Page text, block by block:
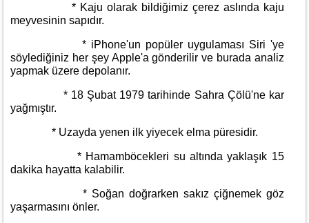
* Kaju olarak bildiğimiz çerez aslında kaju
meyvesinin sapıdır.
* iPhone'un popüler uygulaması Siri 'ye
söylediğiniz her şey Apple'a gönderilir ve burada analiz
yapmak üzere depolanır.
* 18 Şubat 1979 tarihinde Sahra Çölü'ne kar
yağmıştır.
* Uzayda yenen ilk yiyecek elma püresidir.
* Hamamböcekleri su altında yaklaşık 15
dakika hayatta kalabilir.
* Soğan doğrarken sakız çiğnemek göz
yaşarmasını önler.